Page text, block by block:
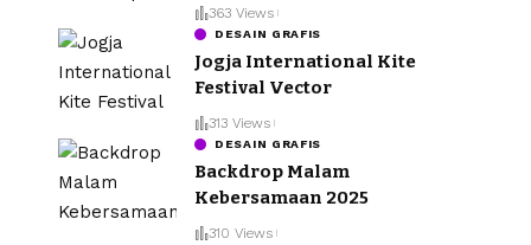
363 Views
DESAIN GRAFIS
Jogja International Kite
Festival Vector
313 Views
DESAIN GRAFIS
Backdrop Malam
Kebersamaan 2025
310 Views